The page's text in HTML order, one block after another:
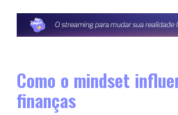
Como o mindset
finanças